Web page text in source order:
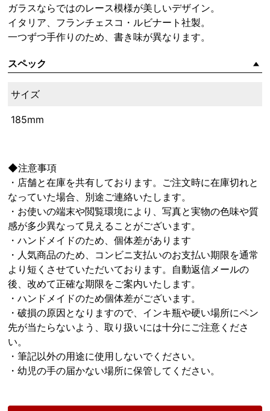
ガラスならではのレース模様が美しいデザイン。
イタリア、フランチェスコ・ルビナート社製。
一つずつ手作りのため、書き味が異なります。
スペック
サイズ
185mm
◆注意事項
・店舗と在庫を共有しております。ご注文時に在庫切れと
なっていた場合、別途ご連絡いたします。
・お使いの端末や閲覧環境により、写真と実物の色味や質
感が多少異なって見えることがございます。
・ハンドメイドのため、個体差があります
・人気商品のため、コンビニ支払いのお支払い期限を通常
より短くさせていただいております。自動返信メールの
後、改めて正確な期限をご案内いたします。
・ハンドメイドのため個体差がございます。
・破損の原因となりますので、インキ瓶や硬い場所にペン
先が当たらないよう、取り扱いには十分にご注意くださ
い。
・筆記以外の用途に使用しないでください。
・幼児の手の届かない場所に保管してください。